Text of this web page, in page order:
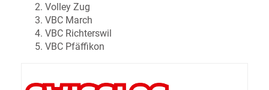
Volley Zug
VBC March
VBC Richterswil
VBC Pfäffikon